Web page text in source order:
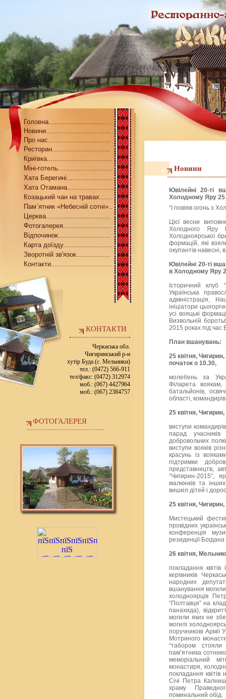
Головна...............................
Новини................................
Про нас...............................
Ресторан.............................
Криївка................................
Міні-готель...........................
Хата Берегині.......................
Хата Отамана.......................
Козацький чан на травах......
Пам`ятник «Небесній сотні»..
Церква................................
Фотогалерея........................
Відпочинок..........................
Карта доїзду........................
Зворотній зв'язок.................
Контакти..............................
КОНТАКТИ
Черкаська обл.
Чигиринський р-н
хутір Буда (с. Мельники)
тел.: (0472) 566-911
тел/факс: (0472) 312974
моб.: (067) 4427964
моб.: (067) 2384757
ФОТОГАЛЕРЕЯ
Новини
Ювілейні 20-ті
Холодному Яру 25
“І повіяв огонь з
Цієї весни
Холодного Яру
Холодноярської
формацій, які
окупантів навесні,
Ювілейні 20-ті
в Холодному Яру
Історичний
Українська
адміністрація,
ініціатори
усі вояцькі
Визвольній
2015 роках під час
План вшанувань:
25 квітня,
початок о 10.30,
молебень за
Філарета воякам,
батальйонів,
області,
25 квітня,
виступи
парад
добровольчих
виступи вояків
красунь із
підтримки
представництв,
“Чигирин-2015”,
малюнків та
вишкіл дітей і
25 квітня,
Мистецький
провідних
конференція
резиденції
26 квітня,
покладання
керівників
народних
вшанування
холодноярців
“Полтавця” на
панахида),
могили яких не
могилі
поручникові Армії
Мотриного
“табором
пам’ятника
меморіальний
монастиря,
покладання квітів
Січі Петра
храму
поминальний обід.